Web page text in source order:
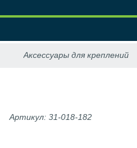
Артикул: 31-018-182